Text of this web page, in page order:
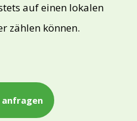
auf einen lokalen
zählen können.
anfragen